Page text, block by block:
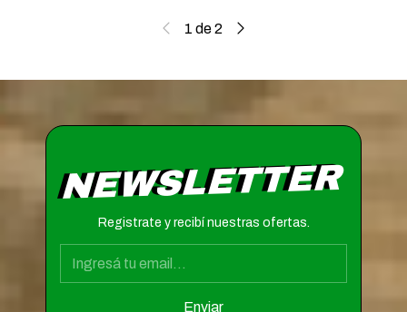
1 de2
NEWSLETTER
Registrate y recibí nuestras ofertas.